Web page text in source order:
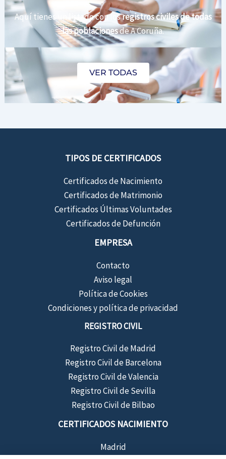
Aquí tienes un listado con losregistros civiles de todas
las poblacionesde A Coruña.
VER TODAS
TIPOS DE CERTIFICADOS
Certificados de Nacimiento
Certificados de Matrimonio
Certificados Últimas Voluntades
Certificados de Defunción
EMPRESA
Contacto
Aviso legal
Política de Cookies
Condiciones y política de privacidad
REGISTRO CIVIL
Registro Civil de Madrid
Registro Civil de Barcelona
Registro Civil de Valencia
Registro Civil de Sevilla
Registro Civil de Bilbao
CERTIFICADOS NACIMIENTO
Madrid